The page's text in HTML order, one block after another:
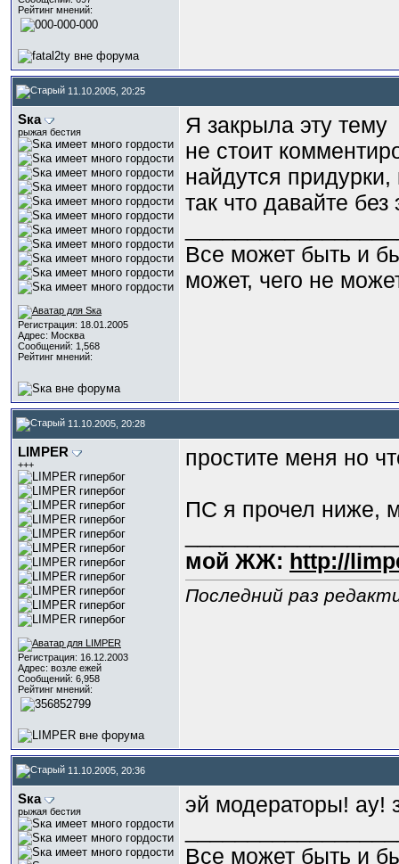
Рейтинг мнений:
11.10.2005, 20:25
Sка
рыжая бестия
Регистрация: 18.01.2005
Адрес: Москва
Сообщений: 1,568
Рейтинг мнений:
Я закрыла эту тему
не стоит
найдутся
так что давайте
Все может быть и
может, чего не
11.10.2005, 20:28
LIMPER
+++
Регистрация: 16.12.2003
Адрес: возле ежей
Сообщений: 6,958
Рейтинг мнений:
простите меня но
ПС я прочел ниже,
мой ЖЖ: http://
Последний раз
11.10.2005, 20:36
Sка
рыжая бестия
эй модераторы! ау!
Все может быть и